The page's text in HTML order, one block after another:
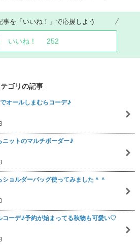
事を「いいね！」で応援しよう
いいね！ 252
ゴリの記事
でオールしまむらコーデ♪
ニットのマルチボーダー♪
ショルダーバッグ使ってみました＾＾
コーデ♪予約が始まってる秋物も可愛い♡